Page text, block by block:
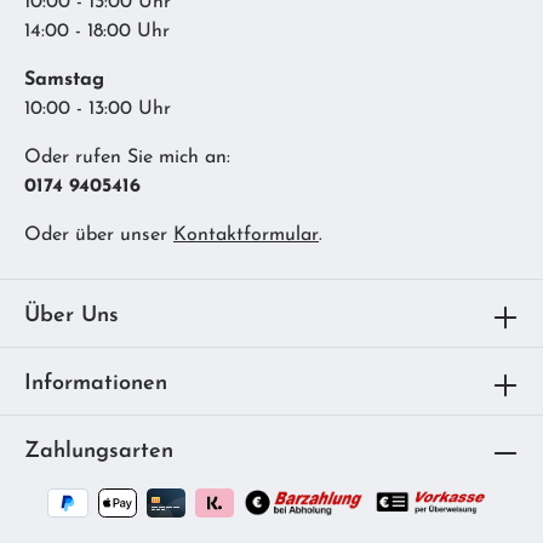
14:00 - 18:00 Uhr
Samstag
10:00 - 13:00 Uhr
Oder rufen Sie mich an:
0174 9405416
Oder über unser Kontaktformular.
Über Uns
Informationen
Zahlungsarten